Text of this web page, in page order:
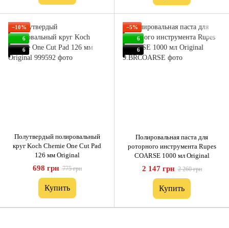
−10%
6
6
Полутвердый полировальный
круг Koch Chemie One Cut Pad
126 мм Original
698 грн 775 грн
Купить
−5%
6
6
Полировальная паста для
роторного инструмента Rupes
COARSE 1000 мл Original
2 147 грн 2 260 грн
Купить